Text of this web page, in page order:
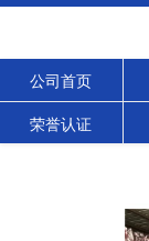
公司首页
荣誉认证